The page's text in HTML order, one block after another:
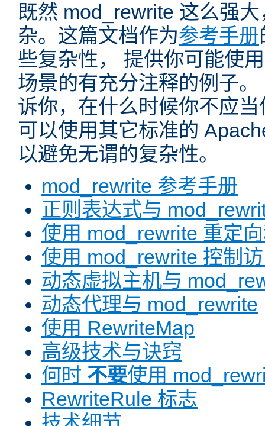
既然 mod_rewrite 这么强
杂。这篇文档作为参考手册
些复杂性， 提供你可能使
场景的有充分注释的例子
诉你，在什么时候你不应
可以使用其它标准的
以避免无谓的复杂性。
mod_rewrite 参考手册
正则表达式与
使用 mod_rewrite 重定
使用 mod_rewrite 控制
动态虚拟主机与
动态代理与 mod_rewrite
使用 RewriteMap
高级技术与诀窍
何时 不要使用
RewriteRule 标志